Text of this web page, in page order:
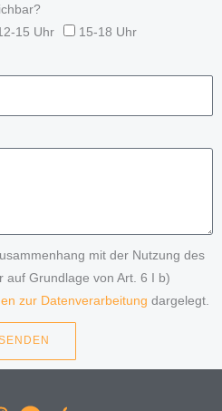
15 Uhr 15-18 Uhr
mit der Nutzung des
auf Grundlage von Art. 6 I b)
zur Datenverarbeitung dargelegt.